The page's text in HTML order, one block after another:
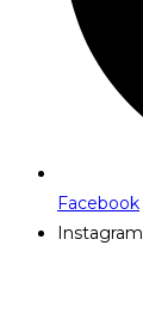
Facebook
Instagram